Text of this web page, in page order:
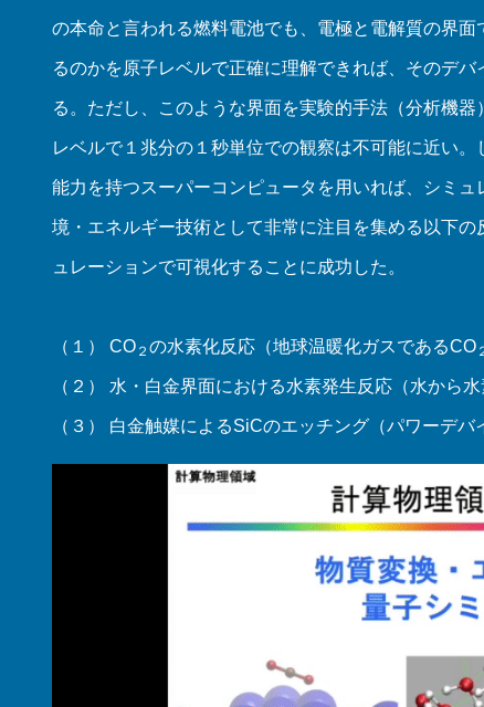
の本命と言われる燃料電池でも、電極と電解質の界
るのかを原子レベルで正確に理解できれば、そのデ
る。ただし、このような界面を実験的手法（分析機
レベルで１兆分の１秒単位での観察は不可能に近い
能力を持つスーパーコンピュータを用いれば、シミ
境・エネルギー技術として非常に注目を集める以下
ュレーションで可視化することに成功した。
（１） CO ２ の水素化反応（地球温暖化ガスであるCO
（２） 水・白金界面における水素発生反応（水から水
（３） 白金触媒によるSiCのエッチング（パワーデバ